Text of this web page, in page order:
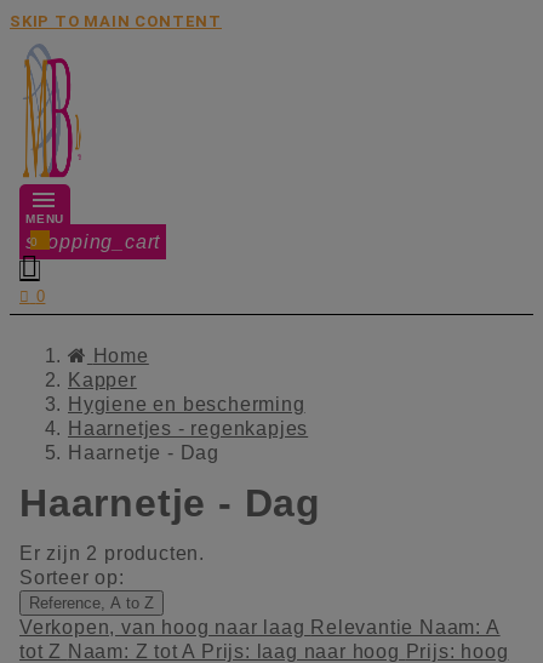
SKIP TO MAIN CONTENT
MENU
shopping_cart
0

 0
Home
Kapper
Hygiene en bescherming
Haarnetjes - regenkapjes
Haarnetje - Dag
Haarnetje - Dag
Er zijn 2 producten.
Sorteer op:
Reference, A to Z
Verkopen, van hoog naar laag Relevantie Naam: A
tot Z Naam: Z tot A Prijs: laag naar hoog Prijs: hoog